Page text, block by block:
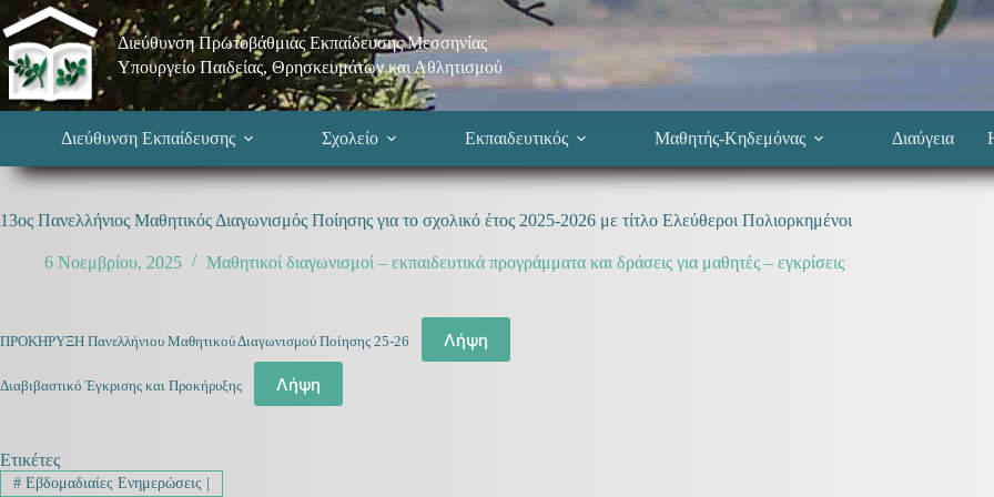
Μετάβαση
στο
περιεχόμενο
Διεύθυνση Πρωτοβάθμιας Εκπαίδευσης Μεσσηνίας
Υπουργείο Παιδείας, Θρησκευμάτων και Αθλητισμού
Διεύθυνση Εκπαίδευσης Σχολείο Εκπαιδευτικός Μαθητής-Κηδεμόνας Διαύγεια
13ος Πανελλήνιος Μαθητικός Διαγωνισμός Ποίησης για το σχολικό έτος 2025-2026 με τίτλο Ελεύθεροι Πολιορκημένοι
6 Νοεμβρίου, 2025 Μαθητικοί διαγωνισμοί – εκπαιδευτικά προγράμματα και δράσεις για μαθητές – εγκρίσεις
ΠΡΟΚΗΡΥΞΗ Πανελλήνιου Μαθητικού Διαγωνισμού Ποίησης 25-26 Λήψη
Διαβιβαστικό Έγκρισης και Προκήρυξης Λήψη
Ετικέτες
#Εβδομαδιαίες Ενημερώσεις |